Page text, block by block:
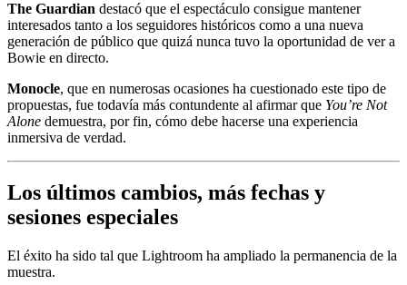
The Guardian destacó que el espectáculo consigue mantener
interesados tanto a los seguidores históricos como a una nueva
generación de público que quizá nunca tuvo la oportunidad de ver a
Bowie en directo.
Monocle, que en numerosas ocasiones ha cuestionado este tipo de
propuestas, fue todavía más contundente al afirmar que You’re Not
Alone demuestra, por fin, cómo debe hacerse una experiencia
inmersiva de verdad.
Los últimos cambios, más fechas y
sesiones especiales
El éxito ha sido tal que Lightroom ha ampliado la permanencia de la
muestra.